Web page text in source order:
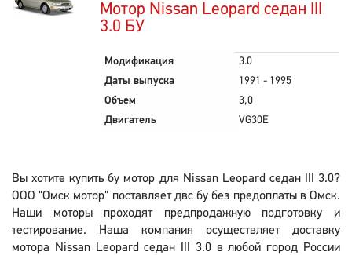
Мотор Nissan Leopard седан III
3.0 БУ
Модификация
3.0
Даты выпуска
1991 - 1995
Объем
3,0
Двигатель
VG30E
Вы хотите купить бу мотор для Nissan Leopard седан III 3.0?
ООО "Омск мотор" поставляет двс бу без предоплаты в Омск.
Наши моторы проходят предпродажную подготовку и
тестирование. Наша компания осуществляет доставку
мотора Nissan Leopard седан III 3.0 в любой город России